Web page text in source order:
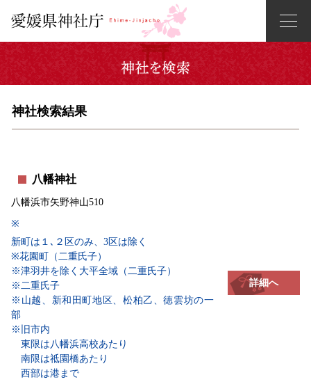
神社検索結果
八幡神社
八幡浜市矢野神山510
詳細へ
※
新町は１､２区のみ、3区は除く
※花園町（二重氏子）
※津羽井を除く大平全域（二重氏子）
※二重氏子
※山越、新和田町地区、松柏乙、徳雲坊の一
部
※旧市内
東限は八幡浜高校あたり
南限は祗園橋あたり
西部は港まで